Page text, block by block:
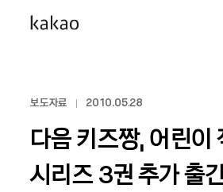
보도자료 2010.05.28
다음 키즈짱, 어린이
시리즈 3권 추가 출